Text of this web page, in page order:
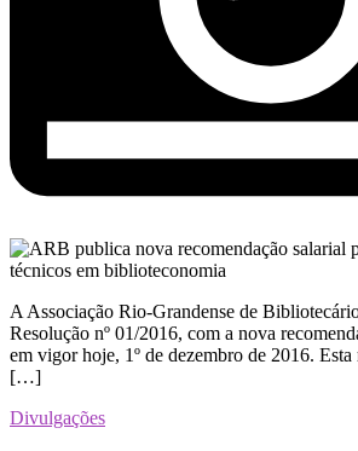
A Associação Rio-Grandense de
Resolução nº 01/2016, com a nova
em vigor hoje, 1º de dezembro de 2016. Esta
[…]
Divulgações